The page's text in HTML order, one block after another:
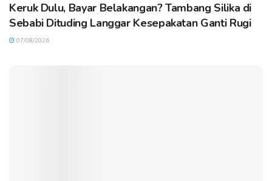
Keruk Dulu, Bayar Belakangan? Tambang Silika di
Sebabi Dituding Langgar Kesepakatan Ganti Rugi
07/08/2026